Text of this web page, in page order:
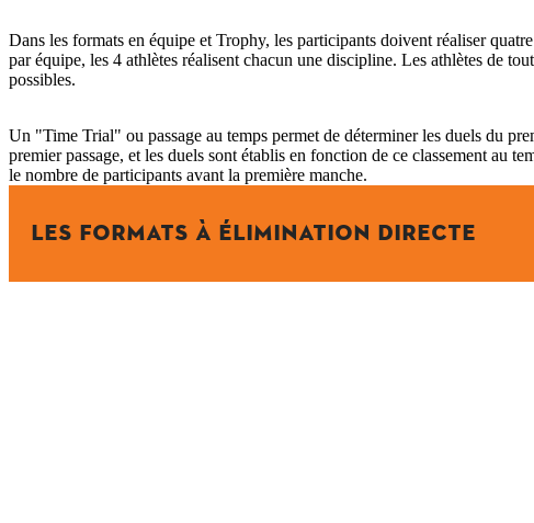
Dans les formats en équipe et Trophy, les participants doivent réaliser
par équipe, les 4 athlètes réalisent chacun une discipline. Les athlètes de
possibles.
Un "Time Trial" ou passage au temps permet de déterminer les duels du
premier passage, et les duels sont établis en fonction de ce classement au
le nombre de participants avant la première manche.
LES FORMATS À ÉLIMINATION DIRECTE